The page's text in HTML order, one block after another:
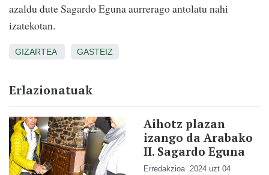
azaldu dute Sagardo Eguna aurrerago antolatu nahi
izatekotan.
GIZARTEA GASTEIZ
Erlazionatuak
Aihotz plazan
izango da Arabako
II. Sagardo Eguna
Erredakzioa 2024 uzt 04